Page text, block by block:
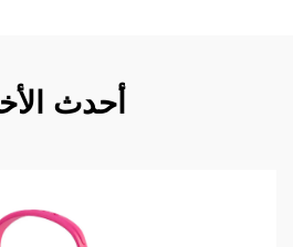
أحدث